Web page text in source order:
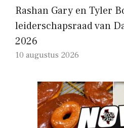
Rashan Gary en Tyler
leiderschapsraad van
2026
10 augustus 2026